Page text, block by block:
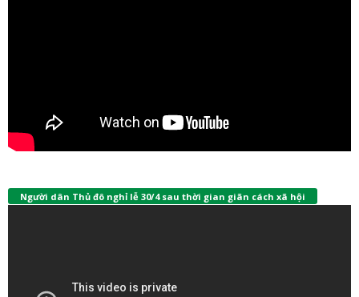
Người dân Thủ đô nghỉ lễ 30/4 sau thời gian giãn cách xã hội